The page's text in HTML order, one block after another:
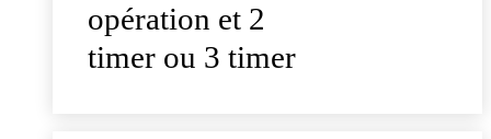
opération et 2
timer ou 3 timer